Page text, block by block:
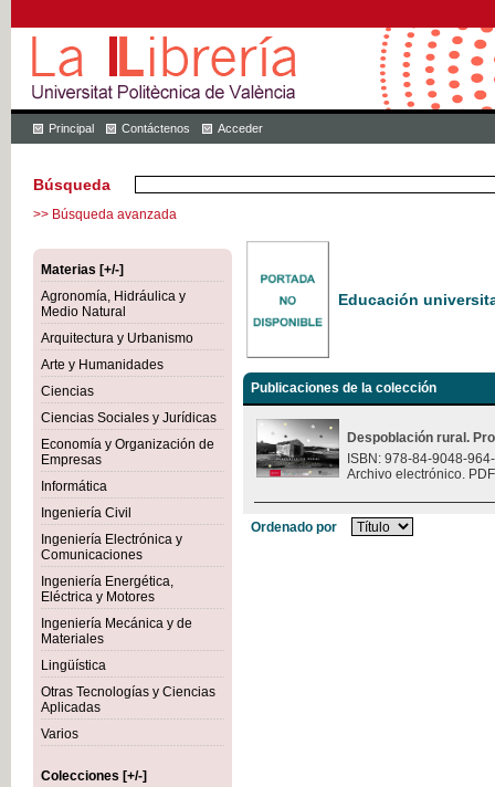
Principal Contáctenos Acceder
Búsqueda
>> Búsqueda avanzada
Materias [+/-]
Agronomía, Hidráulica y
Medio Natural
Arquitectura y Urbanismo
Arte y Humanidades
Ciencias
Ciencias Sociales y Jurídicas
Economía y Organización de
Empresas
Informática
Ingeniería Civil
Ingeniería Electrónica y
Comunicaciones
Ingeniería Energética,
Eléctrica y Motores
Ingeniería Mecánica y de
Materiales
Lingüística
Otras Tecnologías y Ciencias
Aplicadas
Varios
Colecciones [+/-]
Educación
Publicaciones de la colección
Despoblación rural.
ISBN: 978-84-9048-
Archivo electrónico.
Ordenado por